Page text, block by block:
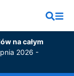
na całym
2026 -